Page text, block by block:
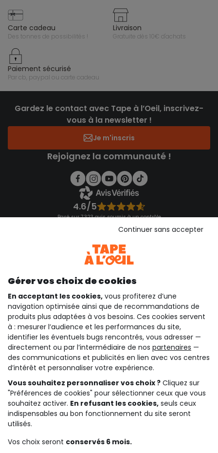
carte cadeau
des tonnes de possibilités !
livraison
gratuite dès 10€ d'achats
paiement sécurisé
par cb, paypal ou carte cadeau
Gardez le contact avec Tape à l’Oeil, inscrivez-
vous à la newsletter !
Je m'inscris
Rejoignez la communauté !
4.6/5
Basé sur 7 323 avis soumis à un contrôle
Consulter les CGU
qui sommes-nous ?
besoin d'aide ?
le club fidélité
notre catalogue
Conditions générales de ventes et d'utilisation
Conditions d’utilisation des réseaux sociaux
Politique de confidentialité
Cookies et données personnelles
Gérer vos choix de cookies
En acceptant les cookies, vous profiterez d’une
navigation optimisée ainsi que de recommandations de
produits plus adaptées à vos besoins. Ces cookies servent
à : mesurer l’audience et les performances du site,
identifier les éventuels bugs rencontrés, vous adresser —
directement ou par l’intermédiaire de nos partenaires —
des communications et publicités en lien avec vos centres
d’intérêt et personnaliser votre expérience.
Vous souhaitez personnaliser vos choix ? Cliquez sur
"Préférences de cookies" pour sélectionner ceux que vous
souhaitez activer. En refusant les cookies, seuls ceux
indispensables au bon fonctionnement du site seront
utilisés.
Vos choix seront conservés 6 mois.
Continuer sans accepter